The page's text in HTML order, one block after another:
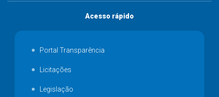
Acesso rápido
Portal Transparência
Licitações
Legislação